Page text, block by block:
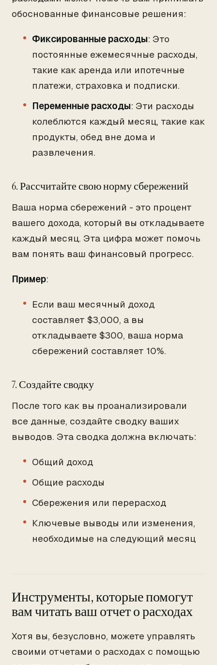
обоснованные финансовые решения:
Фиксированные расходы: Это
постоянные ежемесячные расходы,
такие как аренда или ипотечные
платежи, страховка и подписки.
Переменные расходы: Эти расходы
колеблются каждый месяц, такие как
продукты, обед вне дома и
развлечения.
6. Рассчитайте свою норму сбережений
Ваша норма сбережений - это процент
вашего дохода, который вы откладываете
каждый месяц. Эта цифра может помочь
вам понять ваш финансовый прогресс.
Пример:
Если ваш месячный доход
составляет $3,000, а вы
откладываете $300, ваша норма
сбережений составляет 10%.
7. Создайте сводку
После того как вы проанализировали
все данные, создайте сводку ваших
выводов. Эта сводка должна включать:
Общий доход
Общие расходы
Сбережения или перерасход
Ключевые выводы или изменения,
необходимые на следующий месяц
Инструменты, которые помогут
вам читать ваш отчет о расходах
Хотя вы, безусловно, можете управлять
своими отчетами о расходах с помощью